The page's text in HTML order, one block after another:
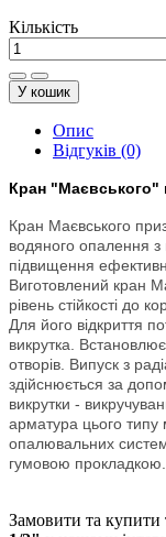
Кількість
У кошик
Опис
Відгуків (0)
Кран "Маєвського"
Кран Маєвського
водяного опалення
підвищення
Виготовлений кран
рівень стійкості до
Для його відкриття
викрутка.
отворів. Випуск з
здійснюється за
викрутки -
арматура цього типу
опалювальних
гумовою прокладкою.
Замовити та купити